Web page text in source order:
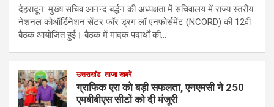
देहरादून: मुख्य सचिव आनन्द बर्द्धन की अध्यक्षता में सचिवालय में राज्य स्तरीय
नेशनल कोऑर्डिनेशन सेंटर फॉर ड्रग लॉ एनफोर्समेंट (NCORD) की 12वीं
बैठक आयोजित हुई। बैठक में मादक पदार्थों की…
उत्तराखंड ताजा खबरें
ग्राफिक एरा को बड़ी सफलता, एनएमसी ने 250
एमबीबीएस सीटों को दी मंजूरी